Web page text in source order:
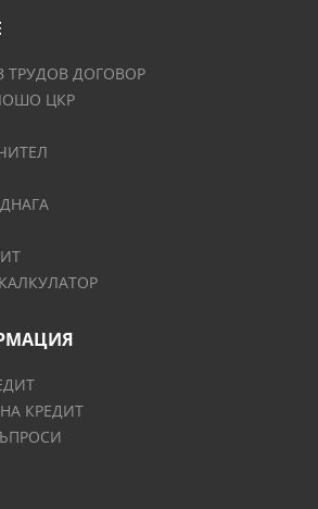
ТРУДОВ ДОГОВОР
ЦКР
КРЕДИТ